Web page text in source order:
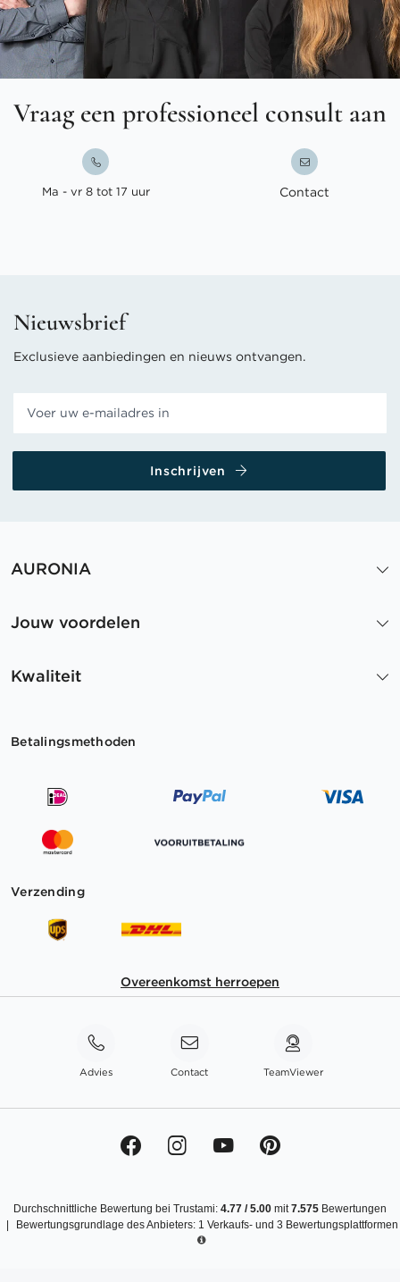
Vraag een professioneel consult aan
Ma - vr 8 tot 17 uur Contact
Nieuwsbrief
Exclusieve aanbiedingen en nieuws ontvangen.
Inschrijven
AURONIA
Jouw voordelen
Kwaliteit
Betalingsmethoden
Verzending
Overeenkomst herroepen
Advies Contact TeamViewer
Durchschnittliche Bewertung bei Trustami: 4.77 /5.00 mit7.575 Bewertungen
Bewertungsgrundlage des Anbieters: 1 Verkaufs- und 3 Bewertungsplattformen